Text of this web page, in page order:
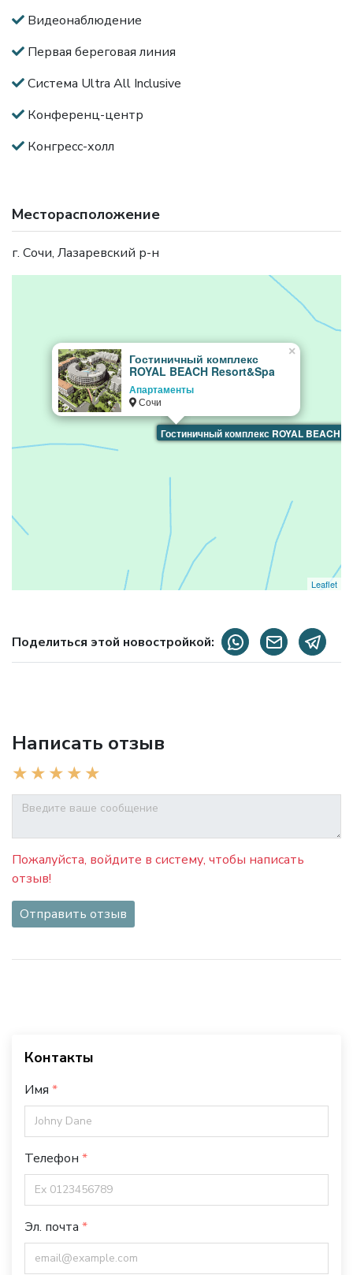
Видеонаблюдение
Первая береговая линия
Система Ultra All Inclusive
Конференц-центр
Конгресс-холл
Месторасположение
г. Сочи, Лазаревский р-н
Гостиничный комплекс ROYAL BEACH
Гостиничный комплекс
ROYAL BEACH Resort&Spa
Апартаменты
Сочи
×
Leaflet
Поделиться этой новостройкой:
Написать отзыв
Пожалуйста, войдите в систему, чтобы написать
отзыв!
Отправить отзыв
Контакты
Имя
Телефон
Эл. почта